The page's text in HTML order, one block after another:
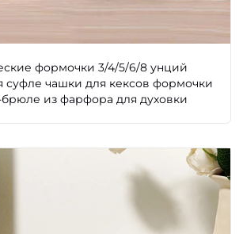
формочки 3/4/5/6/8 унций
суфле чашки для кексов формочки
из фарфора для духовки